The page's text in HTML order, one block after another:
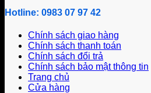
Hotline: 0983 07 97 42
Chính sách giao hàng
Chính sách thanh toán
Chính sách đổi trả
Chính sách bảo mật thông tin
Trang chủ
Cửa hàng